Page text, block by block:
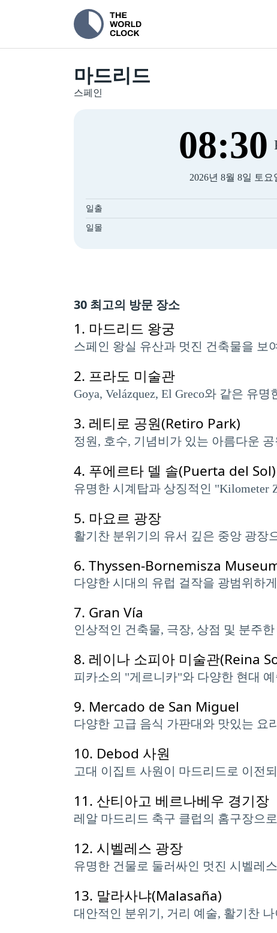
마드리드
스페인
08:30
2026년 8월 8일 토요
일출
일몰
30 최고의 방문 장소
1. 마드리드 왕궁
스페인 왕실 유산과 멋진 건축물을 보
2. 프라도 미술관
Goya, Velázquez, El Greco와 같은 유
3. 레티로 공원(Retiro Park)
정원, 호수, 기념비가 있는 아름다운
4. 푸에르타 델 솔(Puerta del Sol)
유명한 시계탑과 상징적인 "Kilometer
5. 마요르 광장
활기찬 분위기의 유서 깊은 중앙 광장
6. Thyssen-Bornemisza
다양한 시대의 유럽 걸작을 광범위하
7. Gran Vía
인상적인 건축물, 극장, 상점 및 분주
8. 레이나 소피아 미술관(Reina
피카소의 "게르니카"와 다양한 현대
9. Mercado de San Miguel
다양한 고급 음식 가판대와 맛있는 요
10. Debod 사원
고대 이집트 사원이 마드리드로 이전
11. 산티아고 베르나베우 경기장
레알 마드리드 축구 클럽의 홈구장으
12. 시벨레스 광장
유명한 건물로 둘러싸인 멋진 시벨레
13. 말라사냐(Malasaña)
대안적인 분위기, 거리 예술, 활기찬